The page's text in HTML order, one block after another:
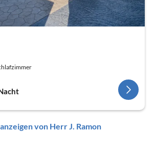
von Herr J. Ramon